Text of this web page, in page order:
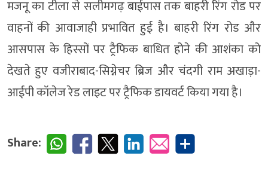
मजनू का टीला से सलीमगढ़ बाईपास तक बाहरी रिंग रोड पर
वाहनों की आवाजाही प्रभावित हुई है। बाहरी रिंग रोड और
आसपास के हिस्सों पर ट्रैफिक बाधित होने की आशंका को
देखते हुए वजीराबाद-सिग्नेचर ब्रिज और चंदगी राम अखाड़ा-
आईपी कॉलेज रेड लाइट पर ट्रैफिक डायवर्ट किया गया है।
Share: